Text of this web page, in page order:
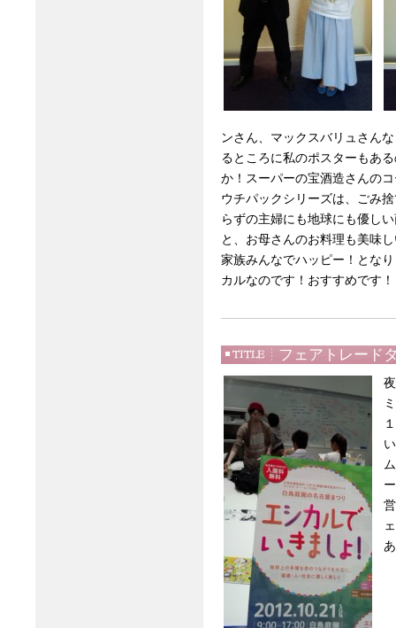
ンさん、マックスバリュさん
るところに私のポスターもあ
か！スーパーの宝酒造さんの
ウチパックシリーズは、ごみ
らずの主婦にも地球にも優し
と、お母さんのお料理も美味
家族みんなでハッピー！とな
カルなのです！おすすめです！
フェアトレード